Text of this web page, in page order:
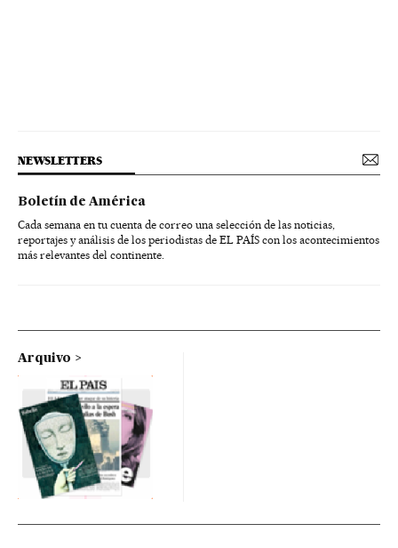
NEWSLETTERS
Boletín de América
Cada semana en tu cuenta de correo una selección de las noticias,
reportajes y análisis de los periodistas de EL PAÍS con los acontecimientos
más relevantes del continente.
Arquivo